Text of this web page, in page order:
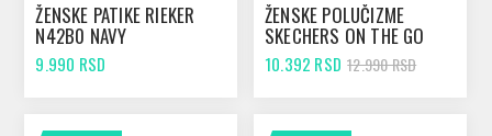
ŽENSKE PATIKE RIEKER
N42B0 NAVY
9.990 RSD
ŽENSKE POLUČIZME
SKECHERS ON THE GO
STELLAR BLACK
10.392 RSD 12.990 RSD